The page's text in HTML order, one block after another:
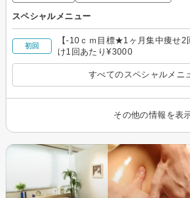
スペシャルメニュー
初回
【-10ｃｍ目標★1ヶ月集中痩せ2
け1回あたり¥3000
すべてのスペシャルメニ
その他の情報を表